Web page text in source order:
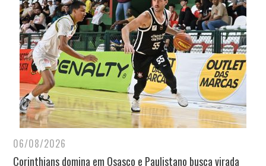
06/08/2026
Corinthians domina em Osasco e Paulistano busca virada